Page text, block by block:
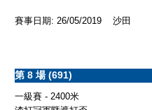
賽事日期: 26/05/2019 沙田
第 8 場 (691)
一級賽 - 2400米